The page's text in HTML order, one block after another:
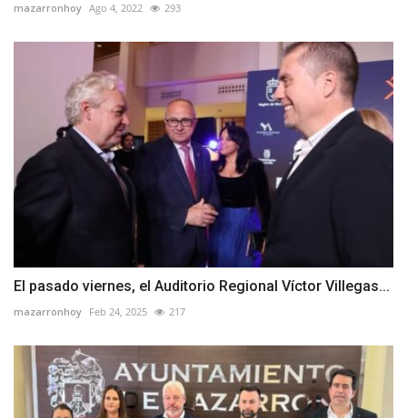
mazarronhoy Ago 4, 2022 293
El pasado viernes, el Auditorio Regional Víctor Villegas...
mazarronhoy Feb 24, 2025 217